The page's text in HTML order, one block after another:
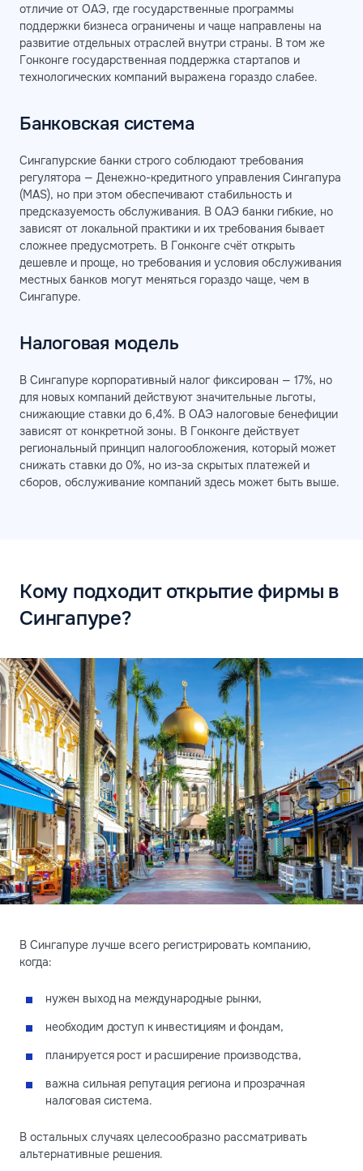
отличие от ОАЭ, где государственные программы
поддержки бизнеса ограничены и чаще направлены на
развитие отдельных отраслей внутри страны. В том же
Гонконге государственная поддержка стартапов и
технологических компаний выражена гораздо слабее.
Банковская система
Сингапурские банки строго соблюдают требования
регулятора — Денежно-кредитного управления Сингапура
(MAS), но при этом обеспечивают стабильность и
предсказуемость обслуживания. В ОАЭ банки гибкие, но
зависят от локальной практики и их требования бывает
сложнее предусмотреть. В Гонконге счёт открыть
дешевле и проще, но требования и условия обслуживания
местных банков могут меняться гораздо чаще, чем в
Сингапуре.
Налоговая модель
В Сингапуре корпоративный налог фиксирован — 17%, но
для новых компаний действуют значительные льготы,
снижающие ставки до 6,4%. В ОАЭ налоговые бенефиции
зависят от конкретной зоны. В Гонконге действует
региональный принцип налогообложения, который может
снижать ставки до 0%, но из-за скрытых платежей и
сборов, обслуживание компаний здесь может быть выше.
Кому подходит открытие фирмы в
Сингапуре?
В Сингапуре лучше всего регистрировать компанию,
когда:
нужен выход на международные рынки,
необходим доступ к инвестициям и фондам,
планируется рост и расширение производства,
важна сильная репутация региона и прозрачная
налоговая система.
В остальных случаях целесообразно рассматривать
альтернативные решения.